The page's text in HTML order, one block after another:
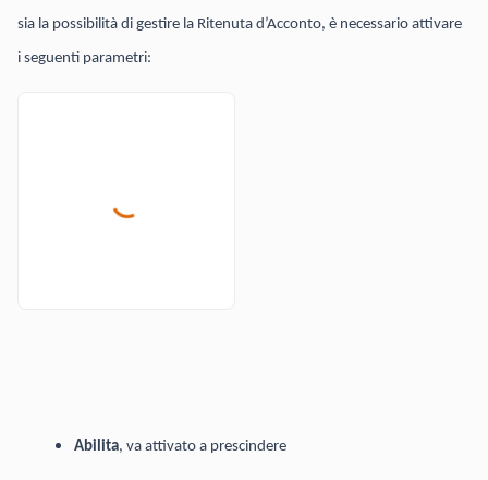
sia la possibilità di gestire la Ritenuta d’Acconto, è necessario attivare
i seguenti parametri:
Abilita, va attivato a prescindere